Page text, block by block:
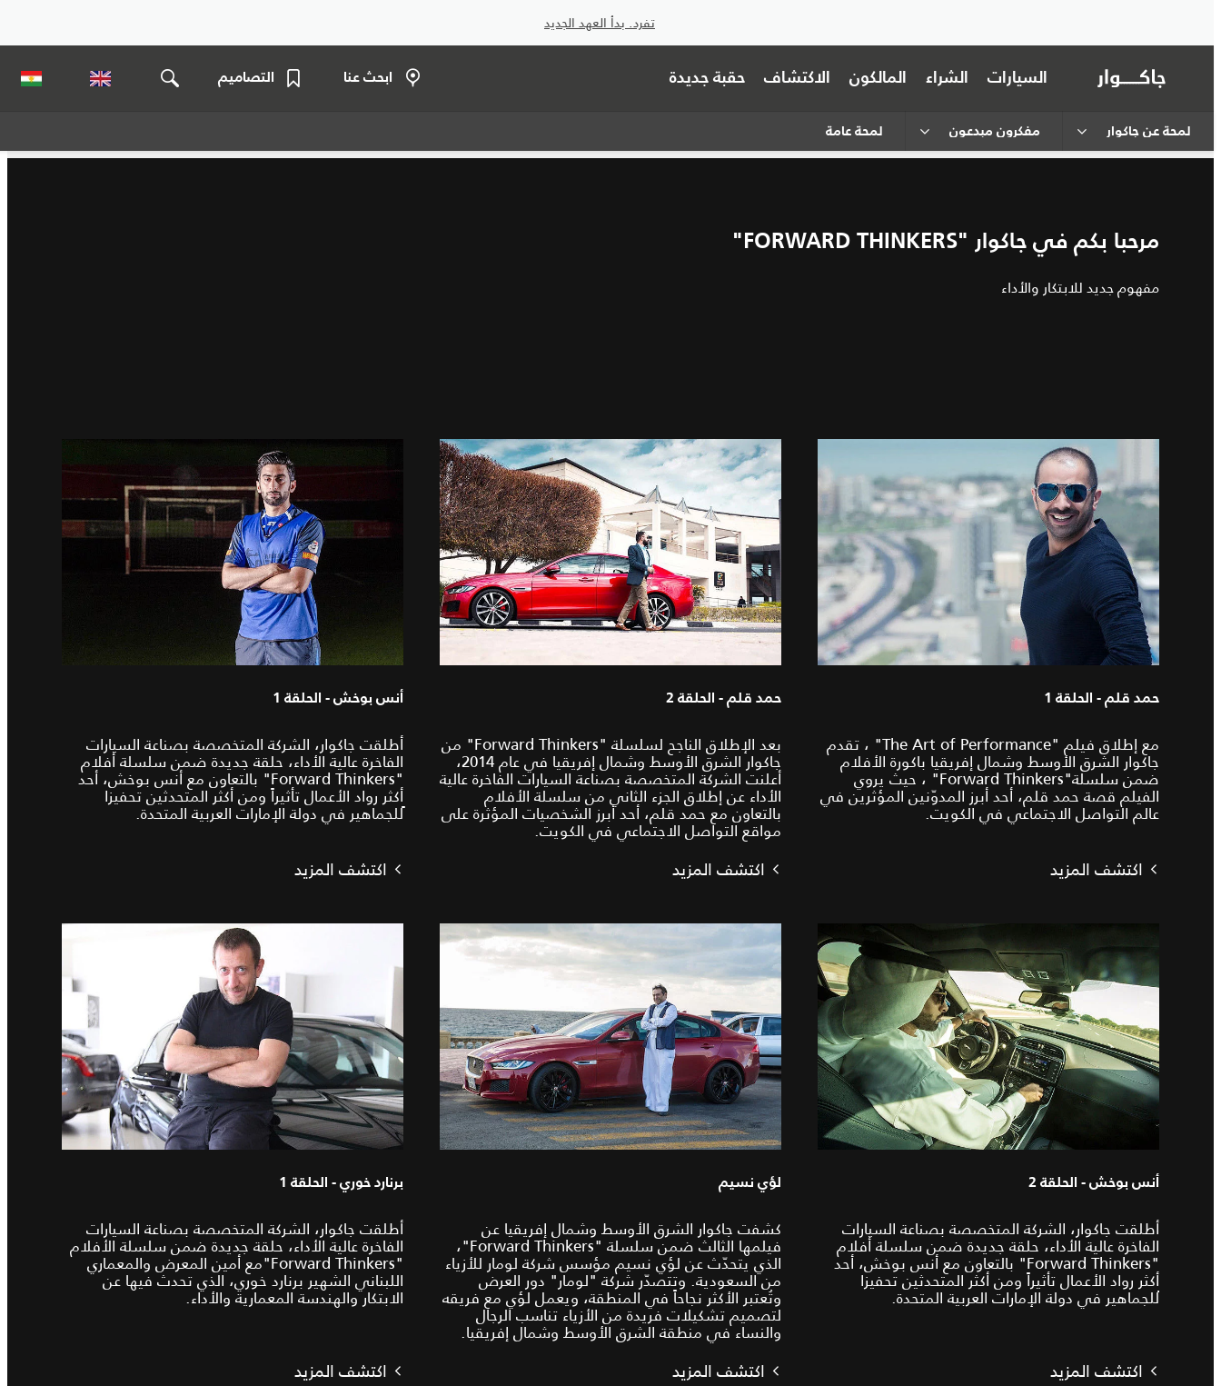
تفرد. بدأ العهد الجديد
السيارات الشراء المالكون الاكتشاف حقبة جديدة ابحث عنا التصاميم
لمحة عن جاكوار مفكرون مبدعون لمحة عامة
مرحبا بكم في جاكوار "FORWARD THINKERS"
مفهوم جديد للابتكار والأداء
حمد قلم - الحلقة 1
مع إطلاق فيلم "The Art of Performance" ، تقدم
جاكوار الشرق الأوسط وشمال إفريقيا باكورة الأفلام
ضمن سلسلة"Forward Thinkers" ، حيث يروي
الفيلم قصة حمد قلم، أحد أبرز المدوّنين المؤثرين في
عالم التواصل الاجتماعي في الكويت.
اكتشف المزيد
حمد قلم - الحلقة 2
بعد الإطلاق الناجح لسلسلة "Forward Thinkers" من
جاكوار الشرق الأوسط وشمال إفريقيا في عام 2014،
أعلنت الشركة المتخصصة بصناعة السيارات الفاخرة عالية
الأداء عن إطلاق الجزء الثاني من سلسلة الأفلام
بالتعاون مع حمد قلم، أحد أبرز الشخصيات المؤثرة على
مواقع التواصل الاجتماعي في الكويت.
اكتشف المزيد
أنس بوخش - الحلقة 1
أطلقت جاكوار، الشركة المتخصصة بصناعة السيارات
الفاخرة عالية الأداء، حلقة جديدة ضمن سلسلة أفلام
"Forward Thinkers" بالتعاون مع أنس بوخش، أحد
أكثر رواد الأعمال تأثيراً ومن أكثر المتحدثين تحفيزا
ًللجماهير في دولة الإمارات العربية المتحدة.
اكتشف المزيد
أنس بوخش - الحلقة 2
أطلقت جاكوار، الشركة المتخصصة بصناعة السيارات
الفاخرة عالية الأداء، حلقة جديدة ضمن سلسلة أفلام
"Forward Thinkers" بالتعاون مع أنس بوخش، أحد
أكثر رواد الأعمال تأثيراً ومن أكثر المتحدثين تحفيزا
ًللجماهير في دولة الإمارات العربية المتحدة.
اكتشف المزيد
لؤي نسيم
كشفت جاكوار الشرق الأوسط وشمال إفريقيا عن
فيلمها الثالث ضمن سلسلة "Forward Thinkers"،
الذي يتحدّث عن لؤي نسيم مؤسس شركة لومار للأزياء
من السعودية. وتتصدّر شركة "لومار" دور العرض
وتُعتبر الأكثر نجاحاً في المنطقة، ويعمل لؤي مع فريقه
لتصميم تشكيلات فريدة من الأزياء تناسب الرجال
والنساء في منطقة الشرق الأوسط وشمال إفريقيا.
اكتشف المزيد
برنارد خوري - الحلقة 1
أطلقت جاكوار، الشركة المتخصصة بصناعة السيارات
الفاخرة عالية الأداء، حلقة جديدة ضمن سلسلة الأفلام
"Forward Thinkers"مع أمين المعرض والمعماري
اللبناني الشهير برنارد خوري، الذي تحدث فيها عن
الابتكار والهندسة المعمارية والأداء.
اكتشف المزيد